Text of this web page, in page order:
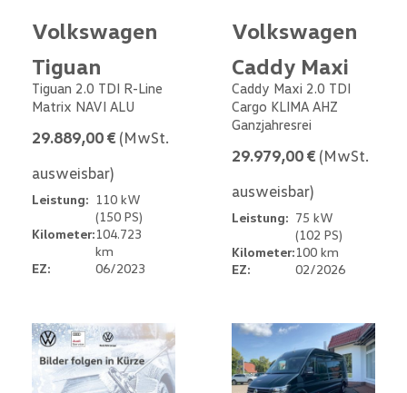
Volkswagen
Tiguan
Tiguan 2.0 TDI R-Line
Matrix NAVI ALU
29.889,00 € (MwSt.
ausweisbar)
Leistung: 110 kW
(150 PS)
Kilometer:104.723
km
EZ:
06/2023
Volkswagen
Caddy Maxi
Caddy Maxi 2.0 TDI
Cargo KLIMA AHZ
Ganzjahresrei
29.979,00 € (MwSt.
ausweisbar)
Leistung: 75 kW
(102 PS)
Kilometer:100 km
EZ:
02/2026